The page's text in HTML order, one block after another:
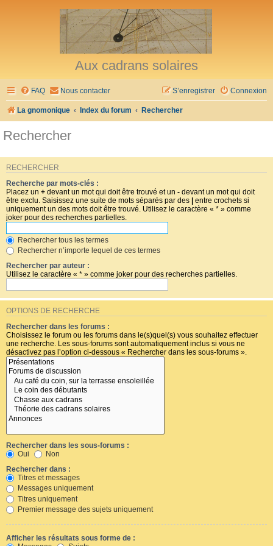
Aux cadrans solaires
FAQ Nous contacter Connexion
S’enregistrer
La gnomonique Index du forum Rechercher
Rechercher
RECHERCHER
Recherche par mots-clés :
Placez un + devant un mot qui doit être trouvé et un - devant un mot qui doit
être exclu. Saisissez une suite de mots séparés par des | entre crochets si
uniquement un des mots doit être trouvé. Utilisez le caractère « * » comme
joker pour des recherches partielles.
Rechercher tous les termes
Rechercher n’importe lequel de ces termes
Rechercher par auteur :
Utilisez le caractère « * » comme joker pour des recherches partielles.
OPTIONS DE RECHERCHE
Rechercher dans les forums :
Choisissez le forum ou les forums dans le(s)quel(s) vous souhaitez effectuer
une recherche. Les sous-forums sont automatiquement inclus si vous ne
désactivez pas l’option ci-dessous « Rechercher dans les sous-forums ».
Rechercher dans les sous-forums :
Oui
Non
Rechercher dans :
Titres et messages
Messages uniquement
Titres uniquement
Premier message des sujets uniquement
Afficher les résultats sous forme de :